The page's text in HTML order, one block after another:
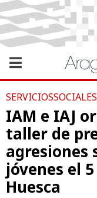
SERVICIOSSOCIALES
IAM e IAJ
taller de
agresiones
jóvenes el
Huesca